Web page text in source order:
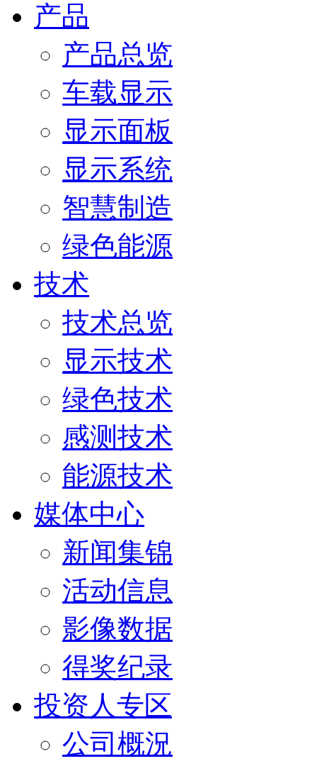
产品
产品总览
车载显示
显示面板
显示系统
智慧制造
绿色能源
技术
技术总览
显示技术
绿色技术
感测技术
能源技术
媒体中心
新闻集锦
活动信息
影像数据
得奖纪录
投资人专区
公司概況